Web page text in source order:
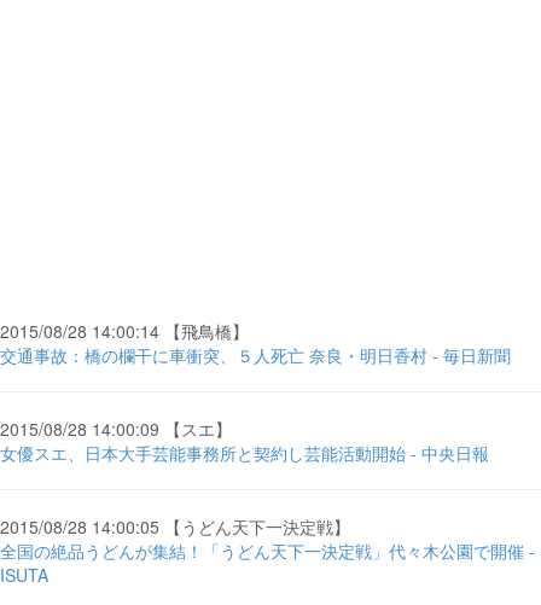
2015/08/28 14:00:14 【飛鳥橋】
交通事故：橋の欄干に車衝突、５人死亡 奈良・明日香村 - 毎日新聞
2015/08/28 14:00:09 【スエ】
女優スエ、日本大手芸能事務所と契約し芸能活動開始 - 中央日報
2015/08/28 14:00:05 【うどん天下一決定戦】
全国の絶品うどんが集結！「うどん天下一決定戦」代々木公園で開催 -
ISUTA